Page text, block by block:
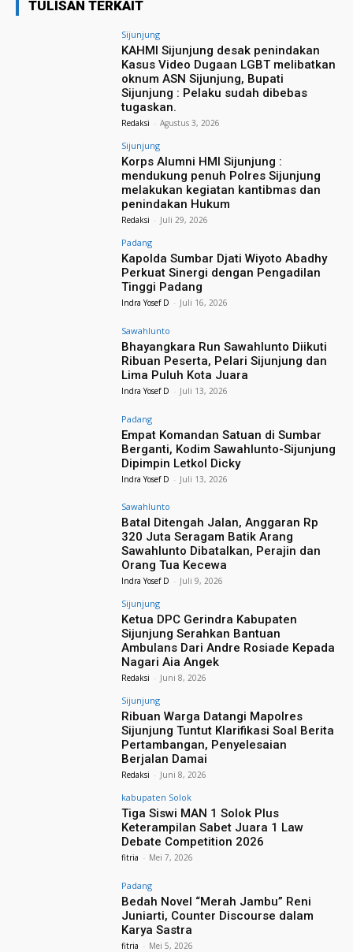
TULISAN TERKAIT
Sijunjung
KAHMI Sijunjung desak penindakan
Kasus Video Dugaan LGBT melibatkan
oknum ASN Sijunjung, Bupati
Sijunjung : Pelaku sudah dibebas
tugaskan.
Redaksi - Agustus 3, 2026
Sijunjung
Korps Alumni HMI Sijunjung :
mendukung penuh Polres Sijunjung
melakukan kegiatan kantibmas dan
penindakan Hukum
Redaksi - Juli 29, 2026
Padang
Kapolda Sumbar Djati Wiyoto Abadhy
Perkuat Sinergi dengan Pengadilan
Tinggi Padang
Indra Yosef D - Juli 16, 2026
Sawahlunto
Bhayangkara Run Sawahlunto Diikuti
Ribuan Peserta, Pelari Sijunjung dan
Lima Puluh Kota Juara
Indra Yosef D - Juli 13, 2026
Padang
Empat Komandan Satuan di Sumbar
Berganti, Kodim Sawahlunto-Sijunjung
Dipimpin Letkol Dicky
Indra Yosef D - Juli 13, 2026
Sawahlunto
Batal Ditengah Jalan, Anggaran Rp
320 Juta Seragam Batik Arang
Sawahlunto Dibatalkan, Perajin dan
Orang Tua Kecewa
Indra Yosef D - Juli 9, 2026
Sijunjung
Ketua DPC Gerindra Kabupaten
Sijunjung Serahkan Bantuan
Ambulans Dari Andre Rosiade Kepada
Nagari Aia Angek
Redaksi - Juni 8, 2026
Sijunjung
Ribuan Warga Datangi Mapolres
Sijunjung Tuntut Klarifikasi Soal Berita
Pertambangan, Penyelesaian
Berjalan Damai
Redaksi - Juni 8, 2026
kabupaten Solok
Tiga Siswi MAN 1 Solok Plus
Keterampilan Sabet Juara 1 Law
Debate Competition 2026
fitria - Mei 7, 2026
Padang
Bedah Novel “Merah Jambu” Reni
Juniarti, Counter Discourse dalam
Karya Sastra
fitria - Mei 5, 2026